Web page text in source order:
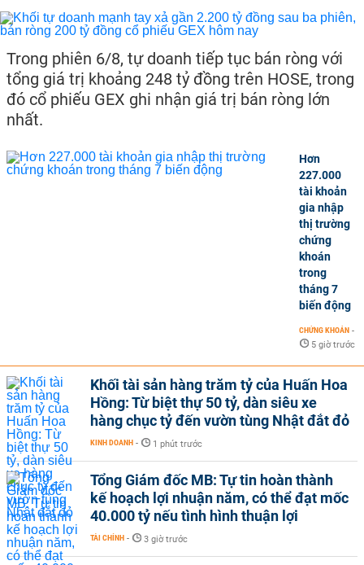
Trong phiên 6/8, tự doanh tiếp tục bán ròng với
tổng giá trị khoảng 248 tỷ đồng trên HOSE, trong
đó cổ phiếu GEX ghi nhận giá trị bán ròng lớn
nhất.
Hơn
227.000
tài khoản
gia nhập
thị trường
chứng
khoán
trong
tháng 7
biến động
CHỨNG KHOÁN -
5 giờ trước
Khối tài sản hàng trăm tỷ của Huấn Hoa
Hồng: Từ biệt thự 50 tỷ, dàn siêu xe
hàng chục tỷ đến vườn tùng Nhật đắt đỏ
KINH DOANH - 1 phút trước
Tổng Giám đốc MB: Tự tin hoàn thành
kế hoạch lợi nhuận năm, có thể đạt mốc
40.000 tỷ nếu tình hình thuận lợi
TÀI CHÍNH - 3 giờ trước